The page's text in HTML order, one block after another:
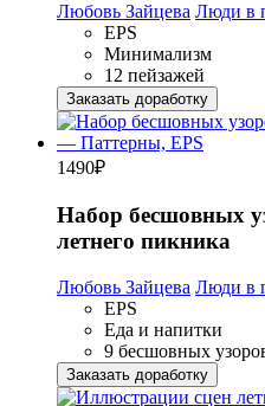
Любовь Зайцева Люди в
EPS
Минимализм
12 пейзажей
Заказать доработку
1490₽
Набор бесшовных
летнего пикника
Любовь Зайцева Люди в
EPS
Еда и напитки
9 бесшовных
Заказать доработку